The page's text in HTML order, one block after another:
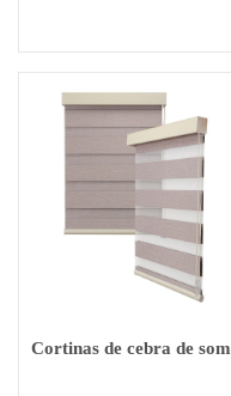
Cortinas de cebra de